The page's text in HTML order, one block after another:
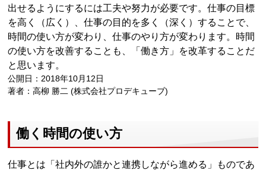
出せるようにするには工夫や努力が必要です。仕事の目標
を高く（広く）、仕事の目的を多く（深く）することで、
時間の使い方が変わり、仕事のやり方が変わります。時間
の使い方を改善することも、「働き方」を改革することだ
と思います。
公開日：2018年10月12日
著者：高柳 勝二 (株式会社プロデキューブ)
働く時間の使い方
仕事とは「社内外の誰かと連携しながら進める」ものであ